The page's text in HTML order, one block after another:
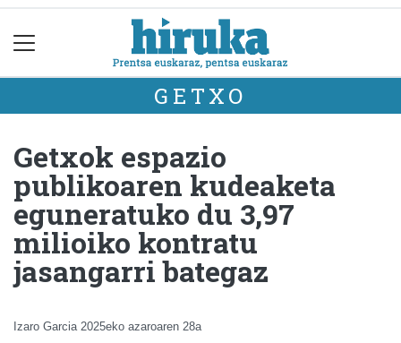
GETXO
Getxok espazio
publikoaren kudeaketa
eguneratuko du 3,97
milioiko kontratu
jasangarri bategaz
Izaro Garcia 2025eko azaroaren 28a